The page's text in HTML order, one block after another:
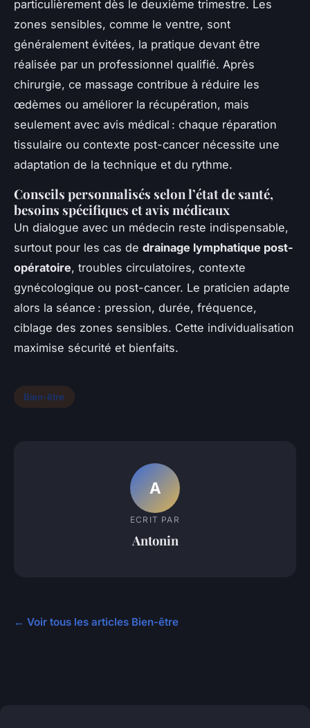
particulièrement dès le deuxième trimestre. Les
zones sensibles, comme le ventre, sont
généralement évitées, la pratique devant être
réalisée par un professionnel qualifié. Après
chirurgie, ce massage contribue à réduire les
œdèmes ou améliorer la récupération, mais
seulement avec avis médical : chaque réparation
tissulaire ou contexte post-cancer nécessite une
adaptation de la technique et du rythme.
Conseils personnalisés selon l’état de santé,
besoins spécifiques et avis médicaux
Un dialogue avec un médecin reste indispensable,
surtout pour les cas de drainage lymphatique post-
opératoire, troubles circulatoires, contexte
gynécologique ou post-cancer. Le praticien adapte
alors la séance : pression, durée, fréquence,
ciblage des zones sensibles. Cette individualisation
maximise sécurité et bienfaits.
Bien-être
A
ECRIT PAR
Antonin
← Voir tous les articles Bien-être